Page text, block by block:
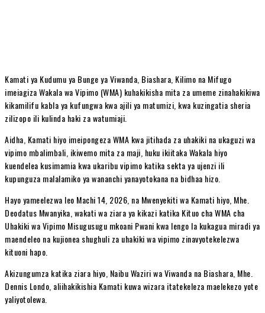
Kamati ya Kudumu ya Bunge ya Viwanda, Biashara, Kilimo na Mifugo
imeiagiza Wakala wa Vipimo (WMA) kuhakikisha mita za umeme zinahakikiwa
kikamilifu kabla ya kufungwa kwa ajili ya matumizi, kwa kuzingatia sheria
zilizopo ili kulinda haki za watumiaji.
Aidha, Kamati hiyo imeipongeza WMA kwa jitihada za uhakiki na ukaguzi wa
vipimo mbalimbali, ikiwemo mita za maji, huku ikiitaka Wakala hiyo
kuendelea kusimamia kwa ukaribu vipimo katika sekta ya ujenzi ili
kupunguza malalamiko ya wananchi yanayotokana na bidhaa hizo.
Hayo yameelezwa leo Machi 14, 2026, na Mwenyekiti wa Kamati hiyo, Mhe.
Deodatus Mwanyika, wakati wa ziara ya kikazi katika Kituo cha WMA cha
Uhakiki wa Vipimo Misugusugu mkoani Pwani kwa lengo la kukagua miradi ya
maendeleo na kujionea shughuli za uhakiki wa vipimo zinavyotekelezwa
kituoni hapo.
Akizungumza katika ziara hiyo, Naibu Waziri wa Viwanda na Biashara, Mhe.
Dennis Londo, aliihakikishia Kamati kuwa wizara itatekeleza maelekezo yote
yaliyotolewa.